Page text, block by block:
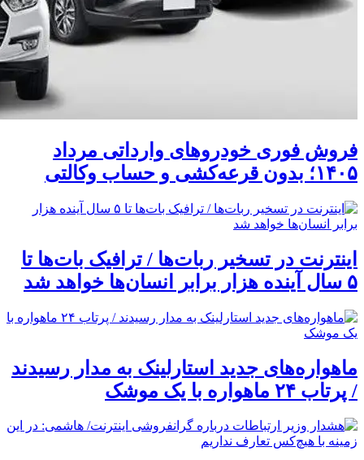
فروش فوری خودروهای وارداتی مرداد
۱۴۰۵؛ بدون قرعه‌کشی و حساب وکالتی
اینترنت در تسخیر ربات‌ها / ترافیک بات‌ها تا
۵ سال آینده هزار برابر انسان‌ها خواهد شد
ماهواره‌های جدید استارلینک به مدار رسیدند
/ پرتاب ۲۴ ماهواره با یک موشک